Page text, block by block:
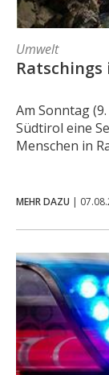
Umwelt
Ratschings
Am Sonntag
Südtirol eine
Menschen in
MEHR DAZU |